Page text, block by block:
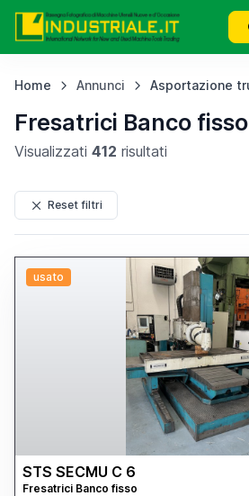
Home Annunci Asportazione
Fresatrici Banco fisso
Visualizzati 412 risultati
Reset filtri
usato
STS SECMU C 6
Fresatrici Banco fisso